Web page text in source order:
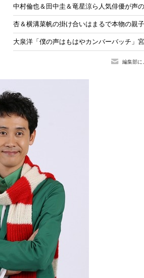
中村倫也＆田中圭＆竜星涼ら人気俳優が声
杏＆横溝菜帆の掛け合いはまるで本物の親
大泉洋「僕の声はもはやカンバーバッチ」
編集部に